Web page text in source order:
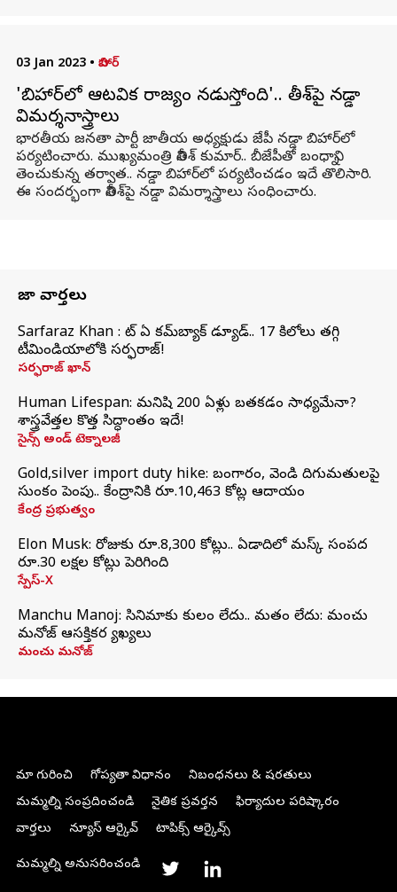
03 Jan 2023 • బిహార్
'బిహార్‌లో ఆటవిక రాజ్యం నడుస్తోంది'.. నితీశ్‌పై నడ్డా
విమర్శనాస్త్రాలు
భారతీయ జనతా పార్టీ జాతీయ అధ్యక్షుడు జేపీ నడ్డా బిహార్‌లో
పర్యటించారు. ముఖ్యమంత్రి నితీశ్ కుమార్.. బీజేపీతో బంధాన్ని
తెంచుకున్న తర్వాత.. నడ్డా బిహార్‌లో పర్యటించడం ఇదే తొలిసారి.
ఈ సందర్భంగా నితీశ్‌పై నడ్డా విమర్శాస్త్రాలు సంధించారు.
తాజా వార్తలు
Sarfaraz Khan : వాట్‌ ఏ కమ్‌బ్యాక్‌ డ్యూడ్‌.. 17 కిలోలు తగ్గి
టీమిండియాలోకి సర్ఫరాజ్‌!
సర్ఫరాజ్ ఖాన్
Human Lifespan: మనిషి 200 ఏళ్లు బతకడం సాధ్యమేనా?
శాస్త్రవేత్తల కొత్త సిద్ధాంతం ఇదే!
సైన్స్ అండ్ టెక్నాలజీ
Gold,silver import duty hike: బంగారం, వెండి దిగుమతులపై
సుంకం పెంపు.. కేంద్రానికి రూ.10,463 కోట్ల ఆదాయం
కేంద్ర ప్రభుత్వం
Elon Musk: రోజుకు రూ.8,300 కోట్లు.. ఏడాదిలో మస్క్ సంపద
రూ.30 లక్షల కోట్లు పెరిగింది
స్పేస్-X
Manchu Manoj: సినిమాకు కులం లేదు.. మతం లేదు: మంచు
మనోజ్‌ ఆసక్తికర వ్యాఖ్యలు
మంచు మనోజ్
మా గురించి గోప్యతా విధానం
నిబంధనలు & షరతులు
మమ్మల్ని సంప్రదించండి
నైతిక ప్రవర్తన
ఫిర్యాదుల పరిష్కారం
వార్తలు
న్యూస్ ఆర్కైవ్ టాపిక్స్ ఆర్కైవ్స్
మమ్మల్ని అనుసరించండి